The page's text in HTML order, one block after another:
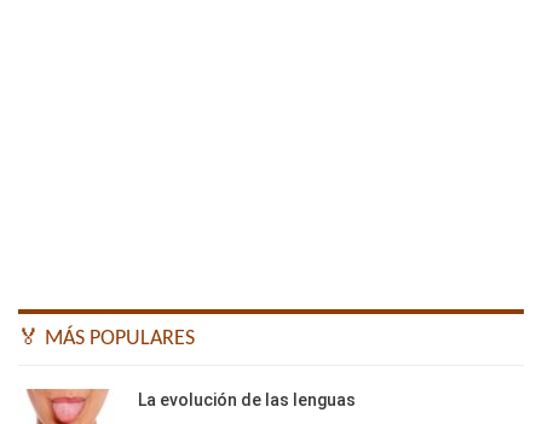
🏅 MÁS POPULARES
La evolución de las lenguas